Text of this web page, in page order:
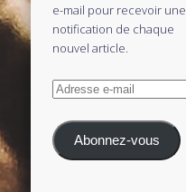
e-mail pour recevoir une
notification de chaque
nouvel article.
Adresse
mail
Abonnez-vous